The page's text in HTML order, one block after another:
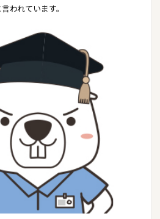
われています。